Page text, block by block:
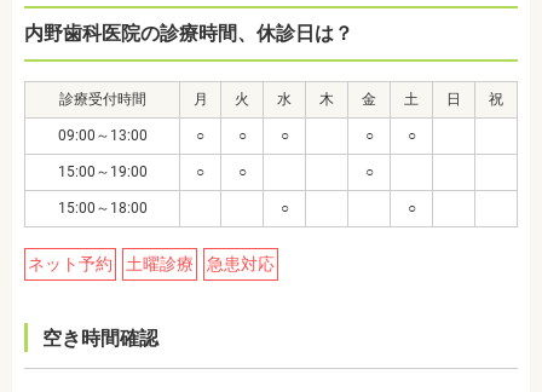
内野歯科医院の診療時間、休診日は？
診療受付時間 月 火 水 木 金 土 日 祝
09:00～13:00 ○ ○ ○ ○ ○
15:00～19:00 ○ ○ ○
15:00～18:00 ○ ○
ネット予約 土曜診療 急患対応
空き時間確認